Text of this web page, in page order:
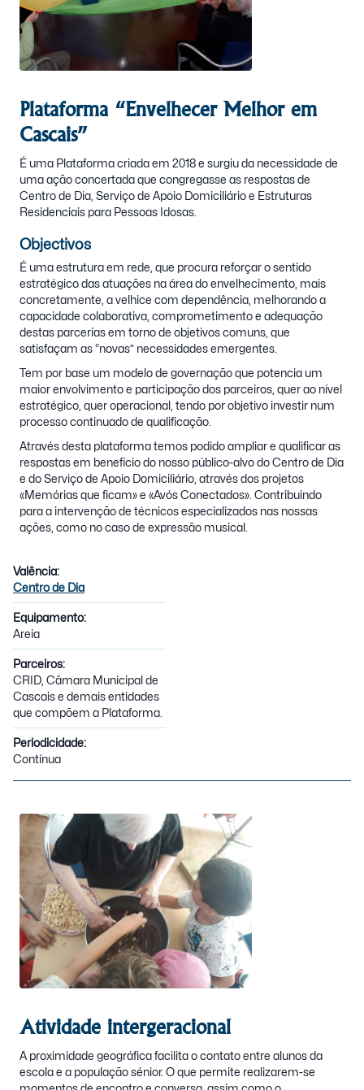
Plataforma “Envelhecer Melhor em
Cascais”
É uma Plataforma criada em 2018 e surgiu da necessidade de
uma ação concertada que congregasse as respostas de
Centro de Dia, Serviço de Apoio Domiciliário e Estruturas
Residenciais para Pessoas Idosas.
Objectivos
É uma estrutura em rede, que procura reforçar o sentido
estratégico das atuações na área do envelhecimento, mais
concretamente, a velhice com dependência, melhorando a
capacidade colaborativa, comprometimento e adequação
destas parcerias em torno de objetivos comuns, que
satisfaçam as “novas” necessidades emergentes.
Tem por base um modelo de governação que potencia um
maior envolvimento e participação dos parceiros, quer ao nível
estratégico, quer operacional, tendo por objetivo investir num
processo continuado de qualificação.
Através desta plataforma temos podido ampliar e qualificar as
respostas em benefício do nosso público-alvo do Centro de Dia
e do Serviço de Apoio Domiciliário, através dos projetos
«Memórias que ficam» e «Avós Conectados». Contribuindo
para a intervenção de técnicos especializados nas nossas
ações, como no caso de expressão musical.
Valência:
Centro de Dia
Equipamento:
Areia
Parceiros:
CRID, Câmara Municipal de
Cascais e demais entidades
que compõem a Plataforma.
Periodicidade:
Contínua
Atividade intergeracional
A proximidade geográfica facilita o contato entre alunos da
escola e a população sénior. O que permite realizarem-se